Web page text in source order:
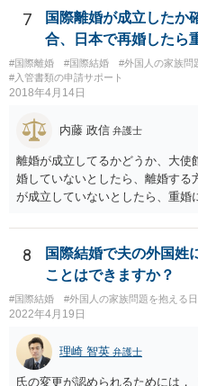
7
国際離婚が成立したか
合、日本で再婚したら
#国際離婚 #国際結婚
#外国人の家族問
#入管書類の申請サポート
2018年4月14日
内藤 政信 弁護士
離婚が成立してるかどうか、大
婚していないとしたら、離婚す
が成立していないとしたら、重婚
8
国際結婚で夫の外国姓
ことはできますか？
#国際結婚 #外国人の家族問題を抱える日
2022年4月19日
理崎 智英 弁護士
氏の変更が認められるためには，